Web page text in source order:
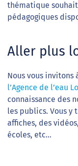
thématique
pédagogiques
Aller plus
Nous vous invitons
l’Agence de l’eau
connaissance des
les publics. Vous y
affiches, des
écoles, etc…